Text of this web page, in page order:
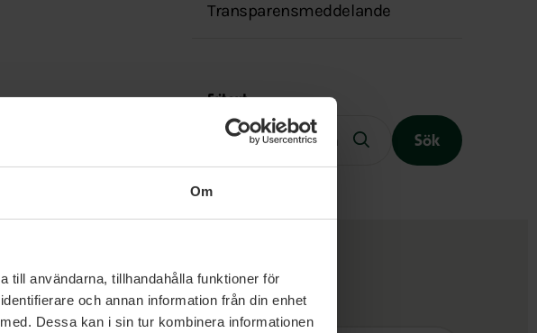
Om
till användarna, tillhandahålla funktioner för
och annan information från din enhet
Dessa kan i sin tur kombinera informationen
Transparensmeddelande
Fritext
Sök